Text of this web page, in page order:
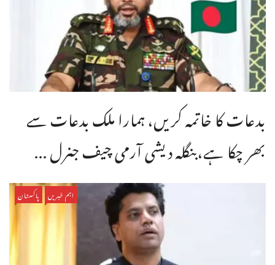
بدعات کا خاتمہ کریں، ہمارا ملک بدعات سے
بھر چکا ہے،بنگله دیشی آرمی چیف جنرل ...
اہم خبریں پاکستان